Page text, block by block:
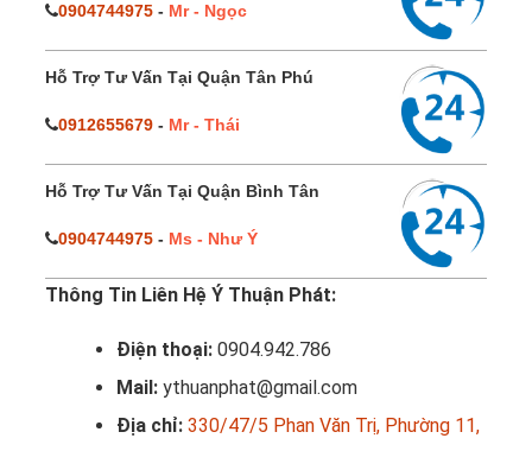
0904744975 - Mr - Ngọc
Hỗ Trợ Tư Vấn Tại Quận Tân Phú
0912655679 - Mr - Thái
Hỗ Trợ Tư Vấn Tại Quận Bình Tân
0904744975 - Ms - Như Ý
Thông Tin Liên Hệ Ý Thuận Phát:
Điện thoại: 0904.942.786
Mail: ythuanphat@gmail.com
Địa chỉ: 330/47/5 Phan Văn Trị, Phường 11,